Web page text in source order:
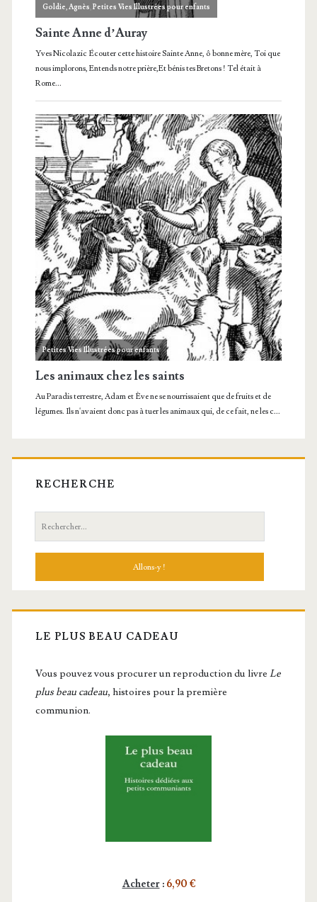
RECHERCHE
Recherche:
LE PLUS BEAU CADEAU
Vous pou­vez vous pro­cu­rer un repro­duc­tion du livre Le
plus beau cadeau, histoires pour la première
communion.
Acheter: 6,90 €